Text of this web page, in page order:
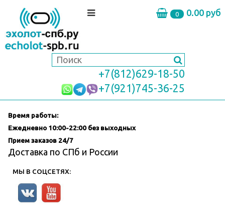
0 0.00 руб
+7(812)629-18-50
+7(921)745-36-25
Время работы:
Ежедневно 10:00-22:00 без выходных
Прием заказов 24/7
Доставка по СПб и России
МЫ В СОЦСЕТЯХ: